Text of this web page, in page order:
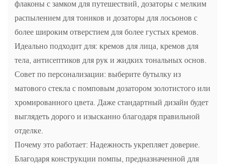
флаконы с замком для путешествий, дозаторы с мелким
распылением для тоников и дозаторы для лосьонов с
более широким отверстием для более густых кремов.
Идеально подходит для: кремов для лица, кремов для
тела, антисептиков для рук и жидких тональных основ.
Совет по персонализации: выберите бутылку из
матового стекла с помповым дозатором золотистого или
хромированного цвета. Даже стандартный дизайн будет
выглядеть дорого и изысканно благодаря правильной
отделке.
Почему это работает: Надежность укрепляет доверие.
Благодаря конструкции помпы, предназначенной для